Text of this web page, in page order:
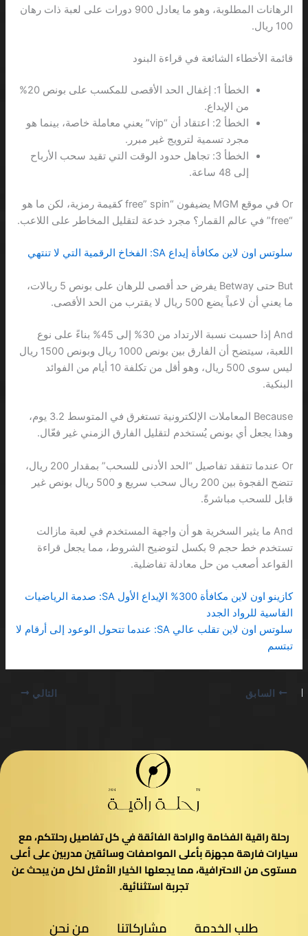
الرهانات المطلوبة، وهو ما يعادل 900 دورات على لعبة ذات رهان
100 ريال.
قائمة الأخطاء الشائعة في قراءة البنود
الخطأ 1: إغفال الحد الأقصى للمكسب على بونص 20%
من الإيداع.
الخطأ 2: اعتقاد أن “vip” يعني معاملة خاصة، بينما هو
مجرد تسمية لترويج غير مبرر.
الخطأ 3: تجاهل حدود الوقت التي تقيد سحب الأرباح
إلى 48 ساعة.
Or في موقع MGM يضيفون “free” spin كقيمة رمزية، لكن ما هو
“free” في عالم القمار؟ مجرد خدعة لتقليل المخاطر على اللاعب.
سلوتس اون لاين مكافأة إيداع SA: الفخاخ الرقمية التي لا تنتهي
But حتى Betway يفرض حد أقصى للرهان على بونص 5 ريالات،
ما يعني أن لاعباً يضع 500 ريال لا يقترب من الحد الأقصى.
And إذا حسبت نسبة الارتداد من 30% إلى 45% بناءً على نوع
اللعبة، سيتضح أن الفارق بين بونص 1000 ريال وبونص 1500 ريال
ليس سوى 500 ريال، وهو أقل من تكلفة 10 أيام من الفوائد
البنكية.
Because المعاملات الإلكترونية تستغرق في المتوسط 3.2 يوم،
وهذا يجعل أي بونص يُستخدم لتقليل الفارق الزمني غير فعّال.
Or عندما تتفقد تفاصيل “الحد الأدنى للسحب” بمقدار 200 ريال،
تتضح الفجوة بين 200 ريال سحب سريع و 500 ريال بونص غير
قابل للسحب مباشرةً.
And ما يثير السخرية هو أن واجهة المستخدم في لعبة مازالت
تستخدم خط حجم 9 بكسل لتوضيح الشروط، مما يجعل قراءة
القواعد أصعب من حل معادلة تفاضلية.
كازينو اون لاين مكافأة 300% الإيداع الأول SA: صدمة الرياضيات
القاسية للرواد الجدد
سلوتس اون لاين تقلب عالي SA: عندما تتحول الوعود إلى أرقام لا
تبتسم
السابق التالي
رحلة راقية الفخامة والراحة الفائقة في كل تفاصيل رحلتكم، مع
سيارات فارهة مجهزة بأعلى المواصفات وسائقين مدربين على أعلى
مستوى من الاحترافية، مما يجعلها الخيار الأمثل لكل من يبحث عن
تجربة استثنائية.
طلب الخدمة مشاركاتنا من نحن